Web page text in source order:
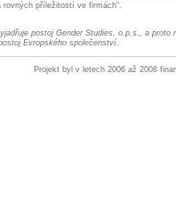
rovných příležitostí ve firmách“.
postoj Gender Studies, o.p.s., a proto
Evropského společenství.
Projekt byl v letech 2006 až 2008